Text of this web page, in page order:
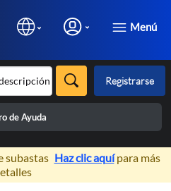
Menú
Registrarse
de Ayuda
×
subastas Haz clic aquípara más